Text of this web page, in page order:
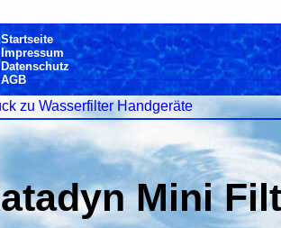
Startseite
Impressum
Datenschutz
AGB
zu Wasserfilter Handgeräte
Mini